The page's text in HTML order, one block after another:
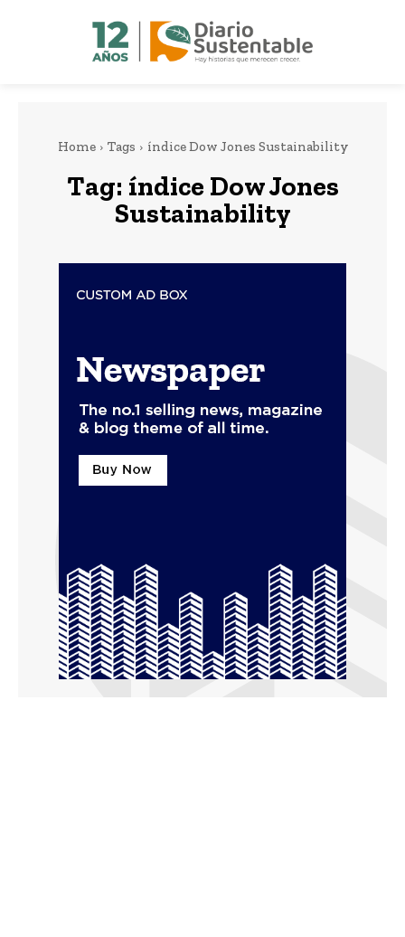
Home Tags índice Dow Jones Sustainability
Tag: índice Dow Jones
Sustainability